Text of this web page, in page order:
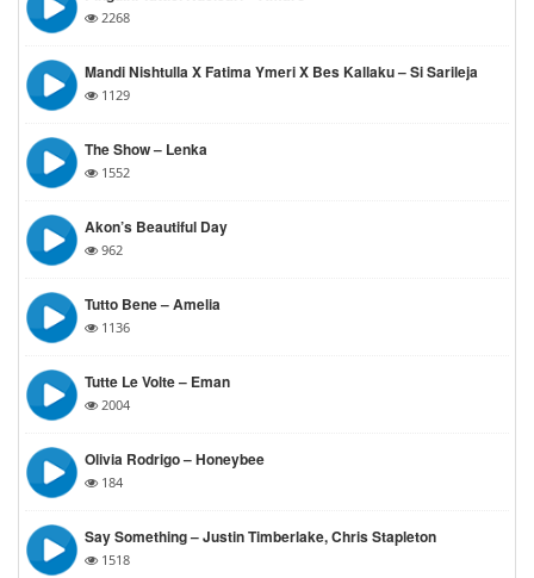
2268
Mandi Nishtulla X Fatima Ymeri X Bes Kallaku – Si Sarileja
1129
The Show – Lenka
1552
Akon’s Beautiful Day
962
Tutto Bene – Amelia
1136
Tutte Le Volte – Eman
2004
Olivia Rodrigo – Honeybee
184
Say Something – Justin Timberlake, Chris Stapleton
1518